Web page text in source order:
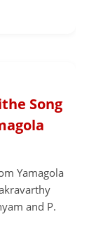
Song
Yamagola
and P.